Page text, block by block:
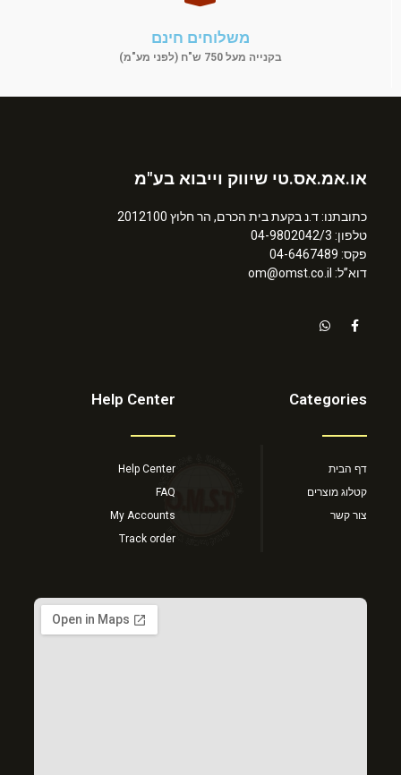
משלוחים חינם
בקנייה מעל 750 ש"ח (לפני מע"מ)
או.אמ.אס.טי שיווק וייבוא בע"מ
כתובתנו: ד.נ בקעת בית הכרם, הר חלוץ 2012100
טלפון: 04-9802042/3
פקס: 04-6467489
דוא”ל: om@omst.co.il
Categories
דף הבית
קטלוג מוצרים
צור קשר
Help Center
Help Center
FAQ
My Accounts
Track order